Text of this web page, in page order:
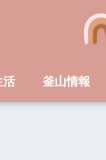
活 釜山情報